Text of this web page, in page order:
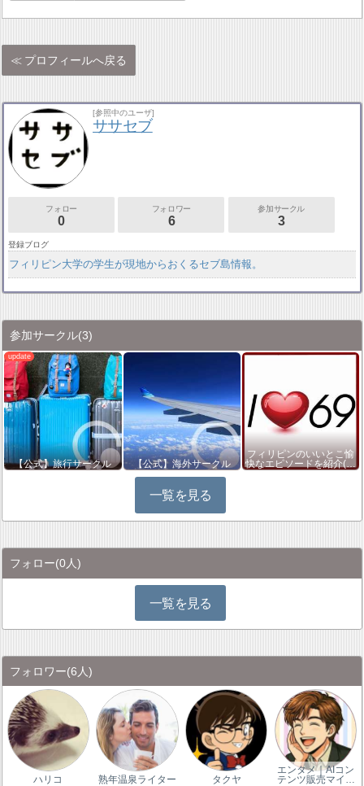
プロフィールへ戻る
[参照中のユーザ]
ササセブ
フォロー
0
フォロワー
6
参加サークル
3
登録ブログ
フィリピン大学の学生が現地からおくるセブ島情報。
参加サークル(3)
【公式】旅行サークル 【公式】海外サークル
フィリピンのいいとこ愉
快なエピソードを紹介(…
一覧を見る
フォロー(0人)
一覧を見る
フォロワー(6人)
ハリコ 熟年温泉ライター タクヤ
エンタメ｜AIコン
テンツ販売マイ…